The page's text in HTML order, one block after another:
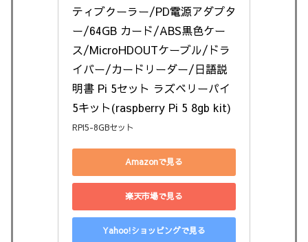
ティブクーラー/PD電源アダプタ
ー/64GB カード/ABS黒色ケー
ス/MicroHDOUTケーブル/ドラ
イバー/カードリーダー/日語説
明書 Pi 5セット ラズベリーパイ
5キット(raspberry Pi 5 8gb kit)
RPI5-8GBセット
Amazonで見る
楽天市場で見る
Yahoo!ショッピングで見る